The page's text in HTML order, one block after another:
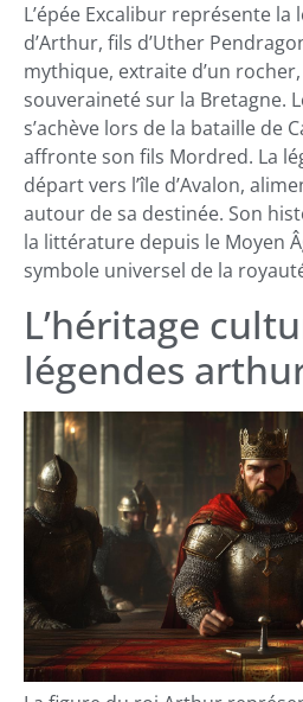
L’épée Excalibur représente
d’Arthur, fils d’Uther
mythique, extraite d’un
souveraineté sur la Bretagne.
s’achève lors de la bataille de
affronte son fils Mordred. La
départ vers l’île d’Avalon,
autour de sa destinée. Son
la littérature depuis le Moyen
symbole universel de la
L’héritage
légendes